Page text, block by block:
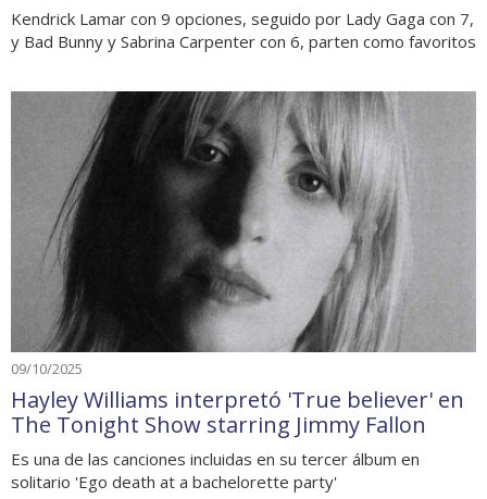
Kendrick Lamar con 9 opciones, seguido por Lady Gaga con 7,
y Bad Bunny y Sabrina Carpenter con 6, parten como favoritos
09/10/2025
Hayley Williams interpretó 'True believer' en
The Tonight Show starring Jimmy Fallon
Es una de las canciones incluidas en su tercer álbum en
solitario 'Ego death at a bachelorette party'